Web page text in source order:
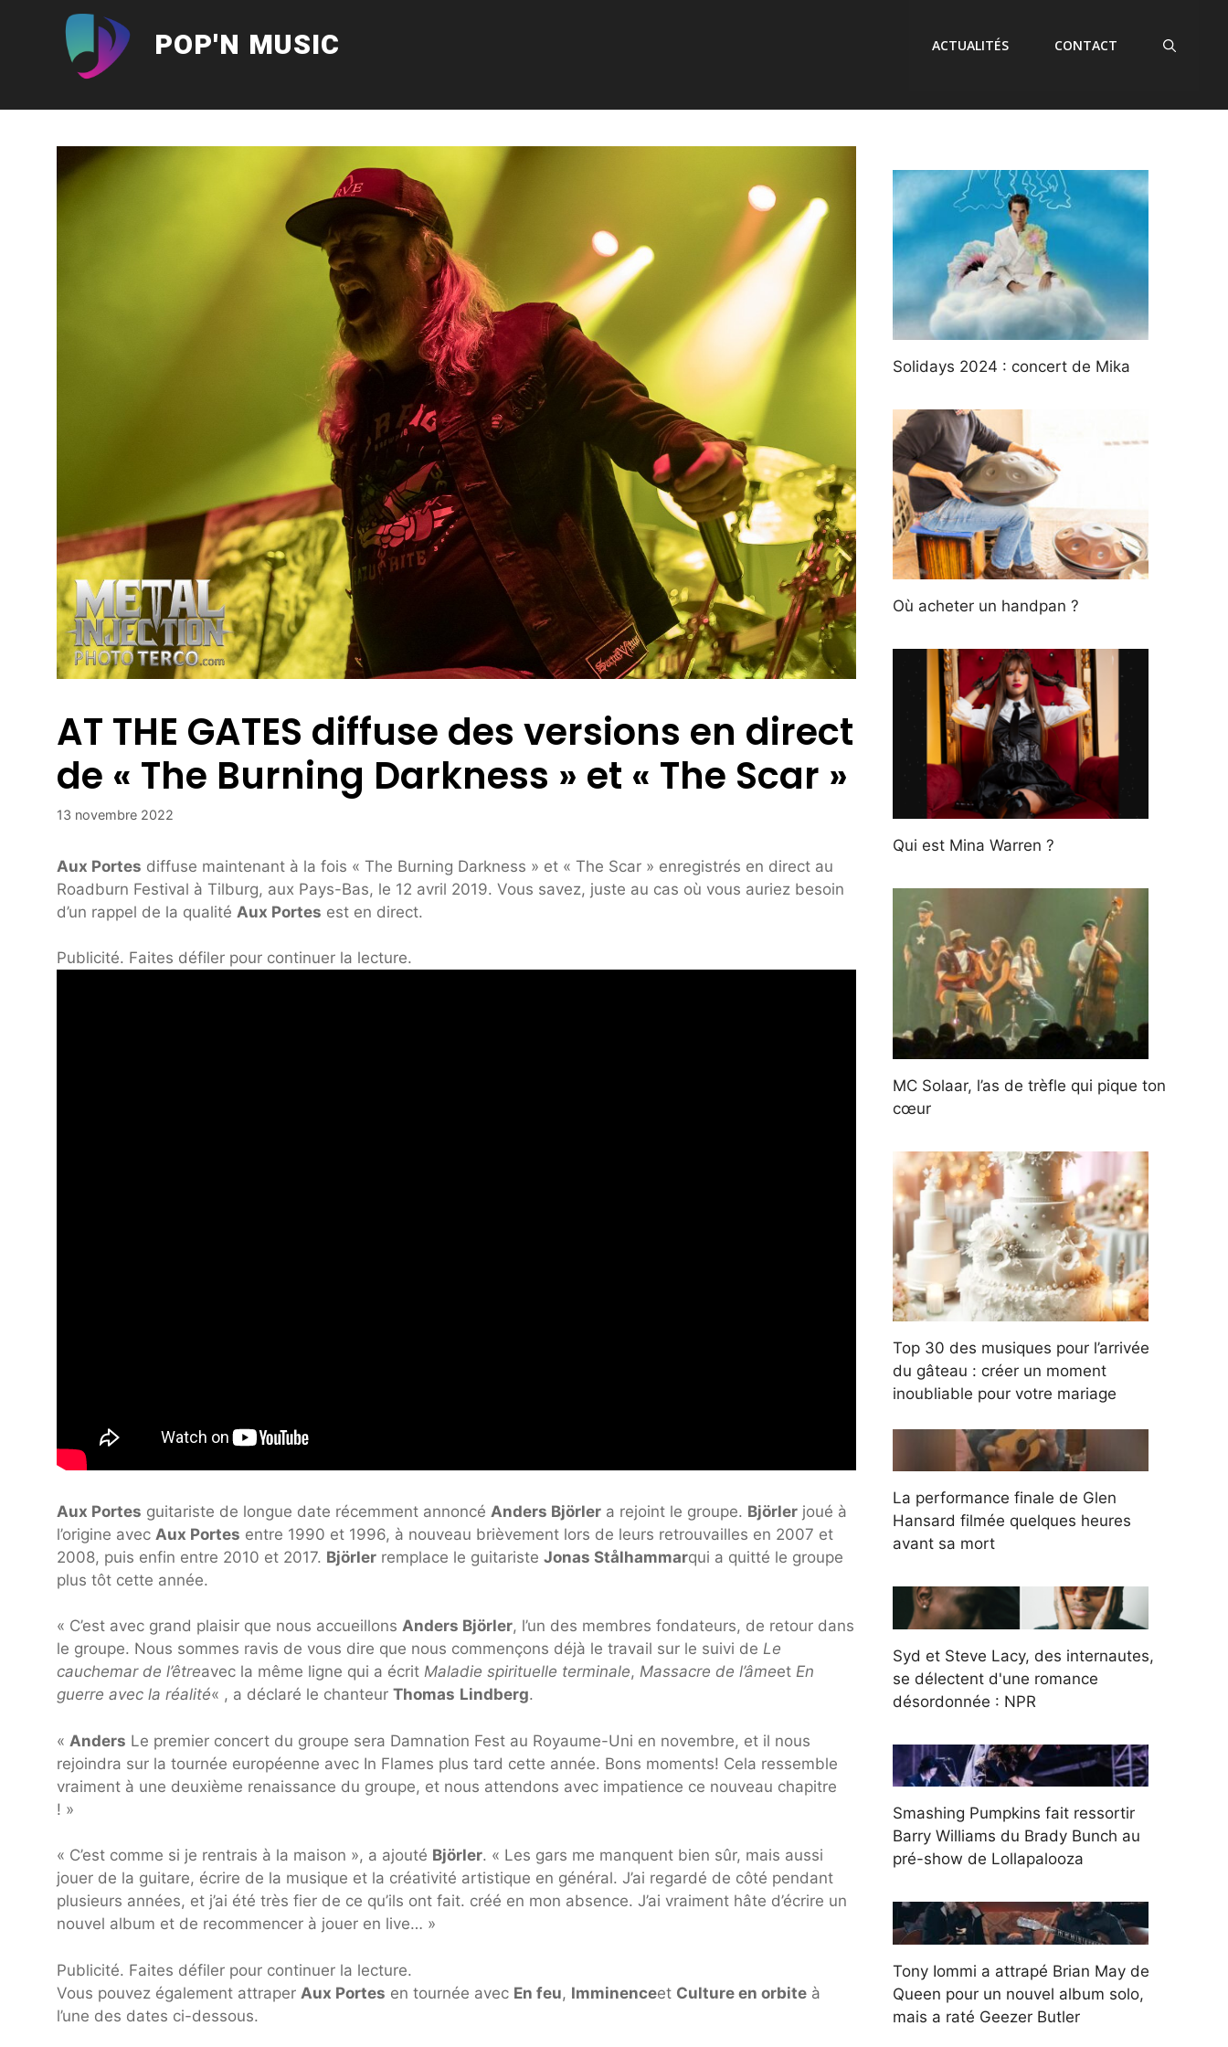
POP'N MUSIC ACTUALITÉS CONTACT
AT THE GATES diffuse des versions en direct
de « The Burning Darkness » et « The Scar »
13 novembre 2022
Aux Portes diffuse maintenant à la fois « The Burning Darkness » et « The Scar » enregistrés en direct au
Roadburn Festival à Tilburg, aux Pays-Bas, le 12 avril 2019. Vous savez, juste au cas où vous auriez besoin
d’un rappel de la qualité Aux Portes est en direct.
Publicité. Faites défiler pour continuer la lecture.
Aux Portes guitariste de longue date récemment annoncé Anders Björler a rejoint le groupe. Björler joué à
l’origine avec Aux Portes entre 1990 et 1996, à nouveau brièvement lors de leurs retrouvailles en 2007 et
2008, puis enfin entre 2010 et 2017. Björler remplace le guitariste Jonas Stålhammarqui a quitté le groupe
plus tôt cette année.
« C’est avec grand plaisir que nous accueillons Anders Björler, l’un des membres fondateurs, de retour dans
le groupe. Nous sommes ravis de vous dire que nous commençons déjà le travail sur le suivi de Le
cauchemar de l’êtreavec la même ligne qui a écrit Maladie spirituelle terminale, Massacre de l’âmeet En
guerre avec la réalité« , a déclaré le chanteur Thomas Lindberg.
« Anders Le premier concert du groupe sera Damnation Fest au Royaume-Uni en novembre, et il nous
rejoindra sur la tournée européenne avec In Flames plus tard cette année. Bons moments! Cela ressemble
vraiment à une deuxième renaissance du groupe, et nous attendons avec impatience ce nouveau chapitre
! »
« C’est comme si je rentrais à la maison », a ajouté Björler. « Les gars me manquent bien sûr, mais aussi
jouer de la guitare, écrire de la musique et la créativité artistique en général. J’ai regardé de côté pendant
plusieurs années, et j’ai été très fier de ce qu’ils ont fait. créé en mon absence. J’ai vraiment hâte d’écrire un
nouvel album et de recommencer à jouer en live… »
Publicité. Faites défiler pour continuer la lecture.
Vous pouvez également attraper Aux Portes en tournée avec En feu, Imminenceet Culture en orbite à
l’une des dates ci-dessous.
Solidays 2024 : concert de Mika
Où acheter un handpan ?
Qui est Mina Warren ?
MC Solaar, l’as de trèfle qui pique ton
cœur
Top 30 des musiques pour l’arrivée
du gâteau : créer un moment
inoubliable pour votre mariage
La performance finale de Glen
Hansard filmée quelques heures
avant sa mort
Syd et Steve Lacy, des internautes,
se délectent d'une romance
désordonnée : NPR
Smashing Pumpkins fait ressortir
Barry Williams du Brady Bunch au
pré-show de Lollapalooza
Tony Iommi a attrapé Brian May de
Queen pour un nouvel album solo,
mais a raté Geezer Butler